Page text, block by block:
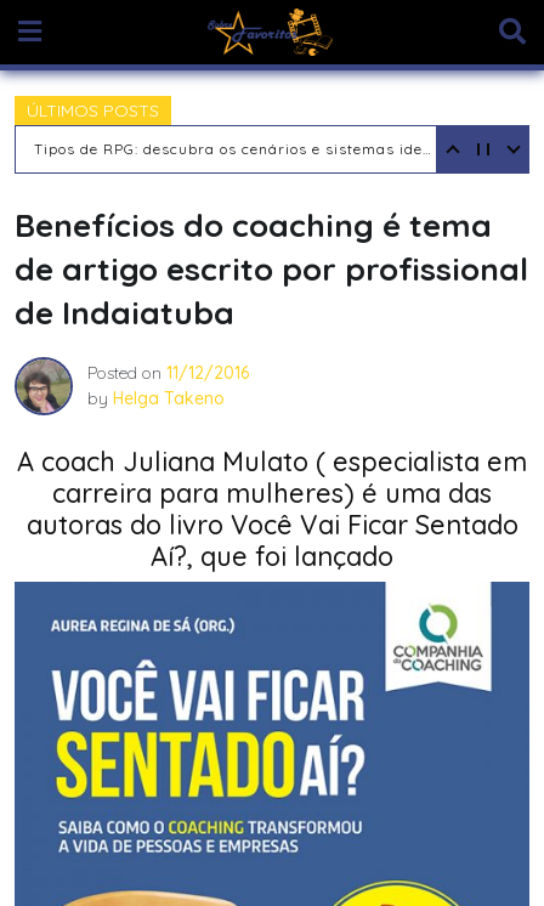
content
ÚLTIMOS POSTS
Tipos de RPG: descubra os cenários e sistemas ideais para sua aventura
Benefícios do coaching é tema
de artigo escrito por profissional
de Indaiatuba
Posted on 11/12/2016
by Helga Takeno
A coach Juliana Mulato ( especialista em
carreira para mulheres) é uma das
autoras do livro Você Vai Ficar Sentado
Aí?, que foi lançado